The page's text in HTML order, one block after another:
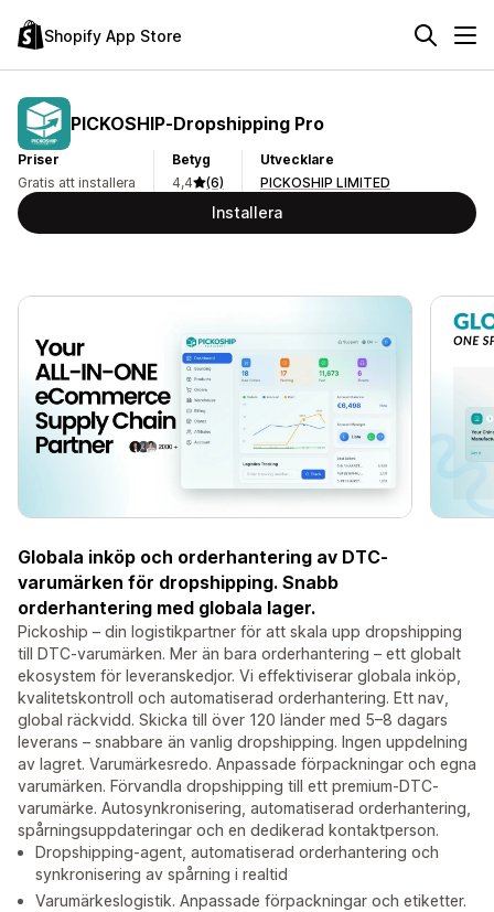
Shopify App Store
PICKOSHIP‑Dropshipping Pro
Priser
Gratis att installera
Betyg
4,4
(6)
Utvecklare
PICKOSHIP LIMITED
Installera
Globala inköp och orderhantering av DTC-
varumärken för dropshipping. Snabb
orderhantering med globala lager.
Pickoship – din logistikpartner för att skala upp dropshipping
till DTC-varumärken. Mer än bara orderhantering – ett globalt
ekosystem för leveranskedjor. Vi effektiviserar globala inköp,
kvalitetskontroll och automatiserad orderhantering. Ett nav,
global räckvidd. Skicka till över 120 länder med 5–8 dagars
leverans – snabbare än vanlig dropshipping. Ingen uppdelning
av lagret. Varumärkesredo. Anpassade förpackningar och egna
varumärken. Förvandla dropshipping till ett premium-DTC-
varumärke. Autosynkronisering, automatiserad orderhantering,
spårningsuppdateringar och en dedikerad kontaktperson.
Dropshipping-agent, automatiserad orderhantering och
synkronisering av spårning i realtid
Varumärkeslogistik. Anpassade förpackningar och etiketter.